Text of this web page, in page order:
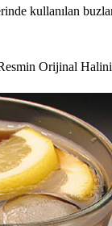
kullanılan
Orijinal